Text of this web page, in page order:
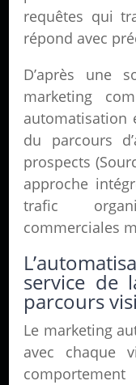
requêtes qui
répond avec
D’après une
marketing
automatisation
du parcours
prospects
approche
trafic
commerciales
service de
parcours
Le marketing
avec chaque